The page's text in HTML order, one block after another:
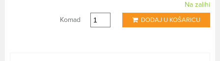
Na zalihi
Komad
DODAJ U KOŠARICU